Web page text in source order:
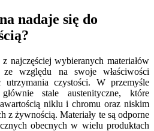
nadaje się do
najczęściej wybieranych materiałów
względu na swoje właściwości
utrzymania czystości. W przemyśle
stale austenityczne, które
niklu i chromu oraz niskim
z żywnością. Materiały te są odporne
obecnych w wielu produktach